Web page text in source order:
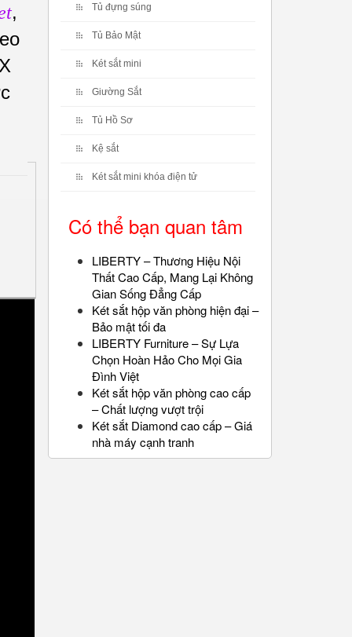
,
Tủ đựng súng
Tủ Bảo Mật
Két sắt mini
Giường Sắt
Tủ Hồ Sơ
Kệ sắt
Két sắt mini khóa điện tử
Có thể bạn quan tâm
LIBERTY – Thương Hiệu Nội
Thất Cao Cấp, Mang Lại Không
Gian Sống Đẳng Cấp
Két sắt hộp văn phòng hiện đại –
Bảo mật tối đa
LIBERTY Furniture – Sự Lựa
Chọn Hoàn Hảo Cho Mọi Gia
Đình Việt
Két sắt hộp văn phòng cao cấp
– Chất lượng vượt trội
Két sắt Diamond cao cấp – Giá
nhà máy cạnh tranh